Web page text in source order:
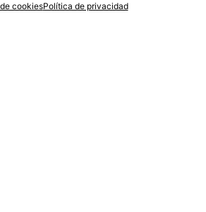
cookiesPolítica de privacidad